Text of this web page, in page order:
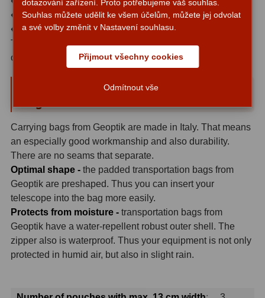
Hβ4
SII2
Barevné66
AstroFoto 284
Planetární kamery20
Deep-Sky kamery28
Guiding kamery14
T-kroužky 16
Adaptéry projekční11
♦ 11 cm x 6.5 cm x 23 cm, 3 loops
♦ 11 cm x 6.5 cm x 13 cm, 2 loops
The dimensions depend slightly from the shape of the
objects which are kept in the pouches.
General Informations about Geoptik
Carrying bags from Geoptik are made in Italy. That means
an especially good workmanship and also durability.
There are no seams that separate.
Optimal shape - the padded transportation bags from
Geoptik are preshaped. Thus you can insert your
telescope into the bag more easily.
Protects from moisture - transportation bags from
Geoptik have a water-repellent robust outer shell. The
zipper also is waterproof. Thus your equipment is not only
protected in humid air, but also in slight rain.
dotazování zařízení. Proto potřebujeme váš souhlas.
Souhlas můžete udělit ke všem účelům, můžete jej odvolat
a své volby změnit v Nastavení souhlasu.
Přijmout všechny cookies
Odmítnout vše